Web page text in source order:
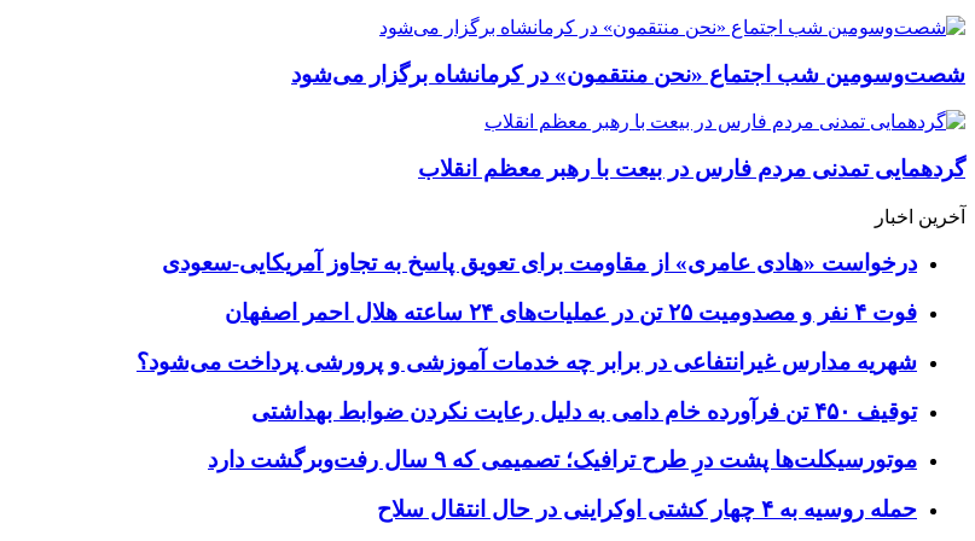
شصت‌وسومین شب اجتماع «نحن منتقمون» در کرمانشاه برگزار می‌شود
گردهمایی تمدنی مردم فارس در بیعت با رهبر معظم انقلاب
آخرین اخبار
درخواست «هادی عامری» از مقاومت برای تعویق پاسخ به تجاوز آمریکایی-سعودی
فوت ۴ نفر و مصدومیت ۲۵ تن در عملیات‌های ۲۴ ساعته هلال احمر اصفهان
شهریه مدارس غیرانتفاعی در برابر چه خدمات آموزشی و پرورشی پرداخت می‌شود؟
توقیف ۴۵۰ تن فرآورده خام دامی به دلیل رعایت نکردن ضوابط بهداشتی
موتورسیکلت‌ها پشت درِ طرح ترافیک؛ تصمیمی که ۹ سال رفت‌وبرگشت دارد
حمله روسیه به ۴ چهار کشتی اوکراینی در حال انتقال سلاح